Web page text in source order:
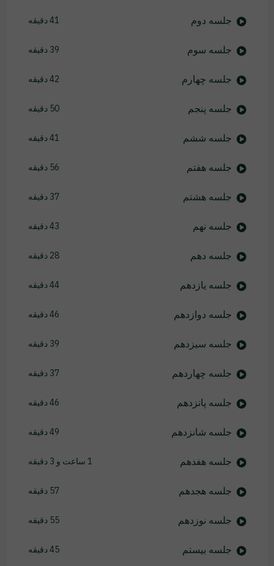
جلسه دوم 41 دقیقه
جلسه سوم 39 دقیقه
جلسه چهارم 42 دقیقه
جلسه پنجم 50 دقیقه
جلسه ششم 41 دقیقه
جلسه هفتم 56 دقیقه
جلسه هشتم 37 دقیقه
جلسه نهم 43 دقیقه
جلسه دهم 28 دقیقه
جلسه یازدهم 44 دقیقه
جلسه دوازدهم 46 دقیقه
جلسه سیزدهم 39 دقیقه
جلسه چهاردهم 37 دقیقه
جلسه پانزدهم 46 دقیقه
جلسه شانزدهم 49 دقیقه
جلسه هفدهم 1 ساعت و 3 دقیقه
جلسه هجدهم 57 دقیقه
جلسه نوزدهم 55 دقیقه
جلسه بیستم 45 دقیقه